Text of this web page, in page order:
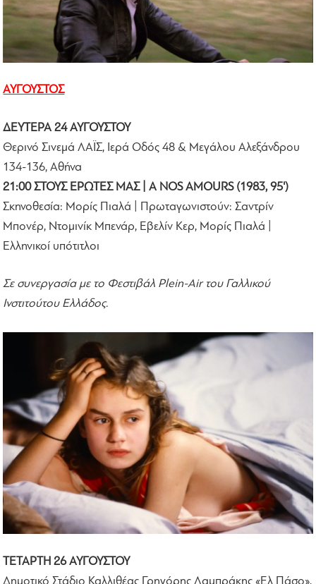
ΑΥΓΟΥΣΤΟΣ
ΔΕΥΤΕΡΑ 24 ΑΥΓΟΥΣΤΟΥ
Θερινό Σινεμά ΛΑΪΣ, Ιερά Οδός 48 & Μεγάλου Αλεξάνδρου
134-136, Αθήνα
21:00 ΣΤΟΥΣ ΕΡΩΤΕΣ ΜΑΣ | A NOS AMOURS (1983, 95')
Σκηνοθεσία: Μορίς Πιαλά | Πρωταγωνιστούν: Σαντρίν
Μπονέρ, Ντομινίκ Μπενάρ, Εβελίν Κερ, Μορίς Πιαλά |
Ελληνικοί υπότιτλοι
Σε συνεργασία με το Φεστιβάλ Plein-Air του Γαλλικού
Ινστιτούτου Ελλάδος.
ΤΕΤΑΡΤΗ 26 ΑΥΓΟΥΣΤΟΥ
Δημοτικό Στάδιο Καλλιθέας Γρηγόρης Λαμπράκης «Ελ Πάσο»,